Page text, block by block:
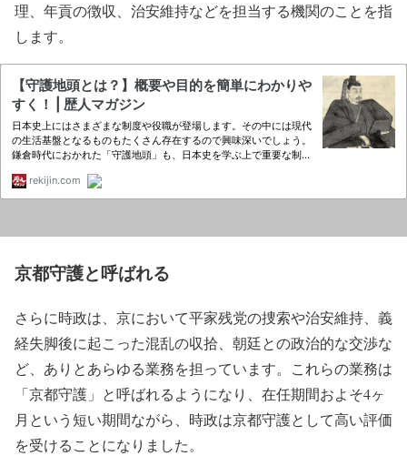
理、年貢の徴収、治安維持などを担当する機関のことを指
します。
京都守護と呼ばれる
さらに時政は、京において平家残党の捜索や治安維持、義
経失脚後に起こった混乱の収拾、朝廷との政治的な交渉な
ど、ありとあらゆる業務を担っています。これらの業務は
「京都守護」と呼ばれるようになり、在任期間およそ4ヶ
月という短い期間ながら、時政は京都守護として高い評価
を受けることになりました。